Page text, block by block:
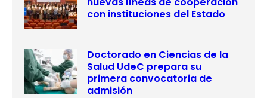
con instituciones del Estado
Doctorado en Ciencias de la
Salud UdeC prepara su
primera convocatoria de
admisión